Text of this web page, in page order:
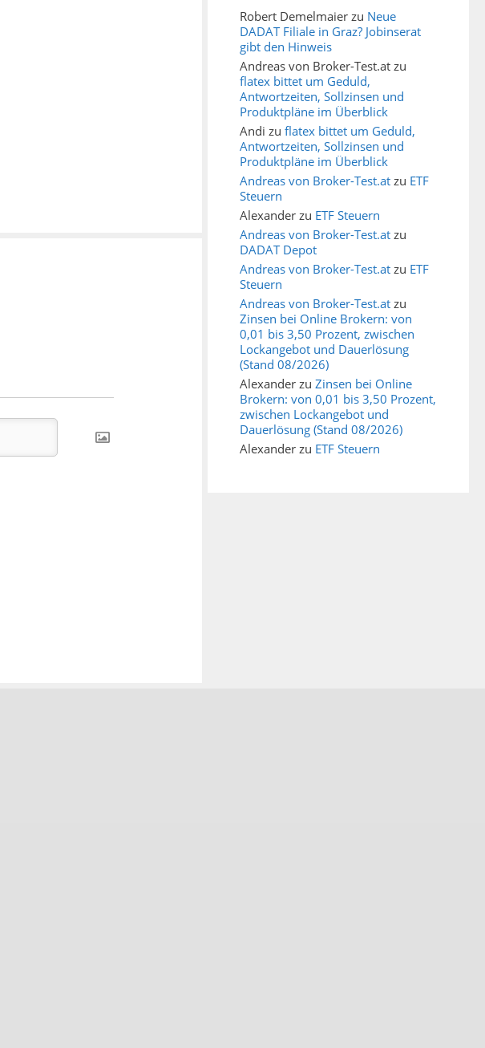
Robert Demelmaier zu Neue
DADAT Filiale in Graz? Jobinserat
gibt den Hinweis
Andreas von Broker-Test.at zu
flatex bittet um Geduld,
Antwortzeiten, Sollzinsen und
Produktpläne im Überblick
Andi zu flatex bittet um Geduld,
Antwortzeiten, Sollzinsen und
Produktpläne im Überblick
Andreas von Broker-Test.at zu ETF
Steuern
Alexander zu ETF Steuern
Andreas von Broker-Test.at zu
DADAT Depot
Andreas von Broker-Test.at zu ETF
Steuern
Andreas von Broker-Test.at zu
Zinsen bei Online Brokern: von
0,01 bis 3,50 Prozent, zwischen
Lockangebot und Dauerlösung
(Stand 08/2026)
Alexander zu Zinsen bei Online
Brokern: von 0,01 bis 3,50 Prozent,
zwischen Lockangebot und
Dauerlösung (Stand 08/2026)
Alexander zu ETF Steuern